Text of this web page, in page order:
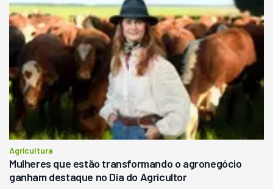
Agricultura
Mulheres que estão transformando o agronegócio
ganham destaque no Dia do Agricultor